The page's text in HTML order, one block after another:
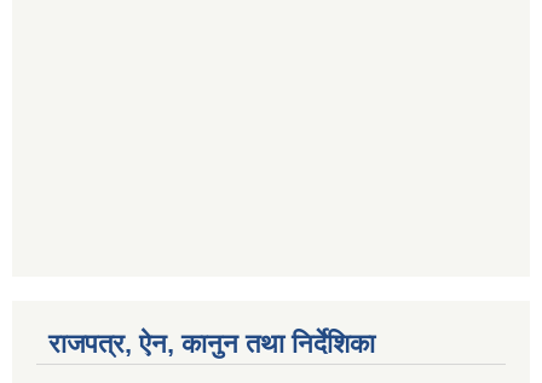
राजपत्र, ऐन, कानुन तथा निर्देशिका